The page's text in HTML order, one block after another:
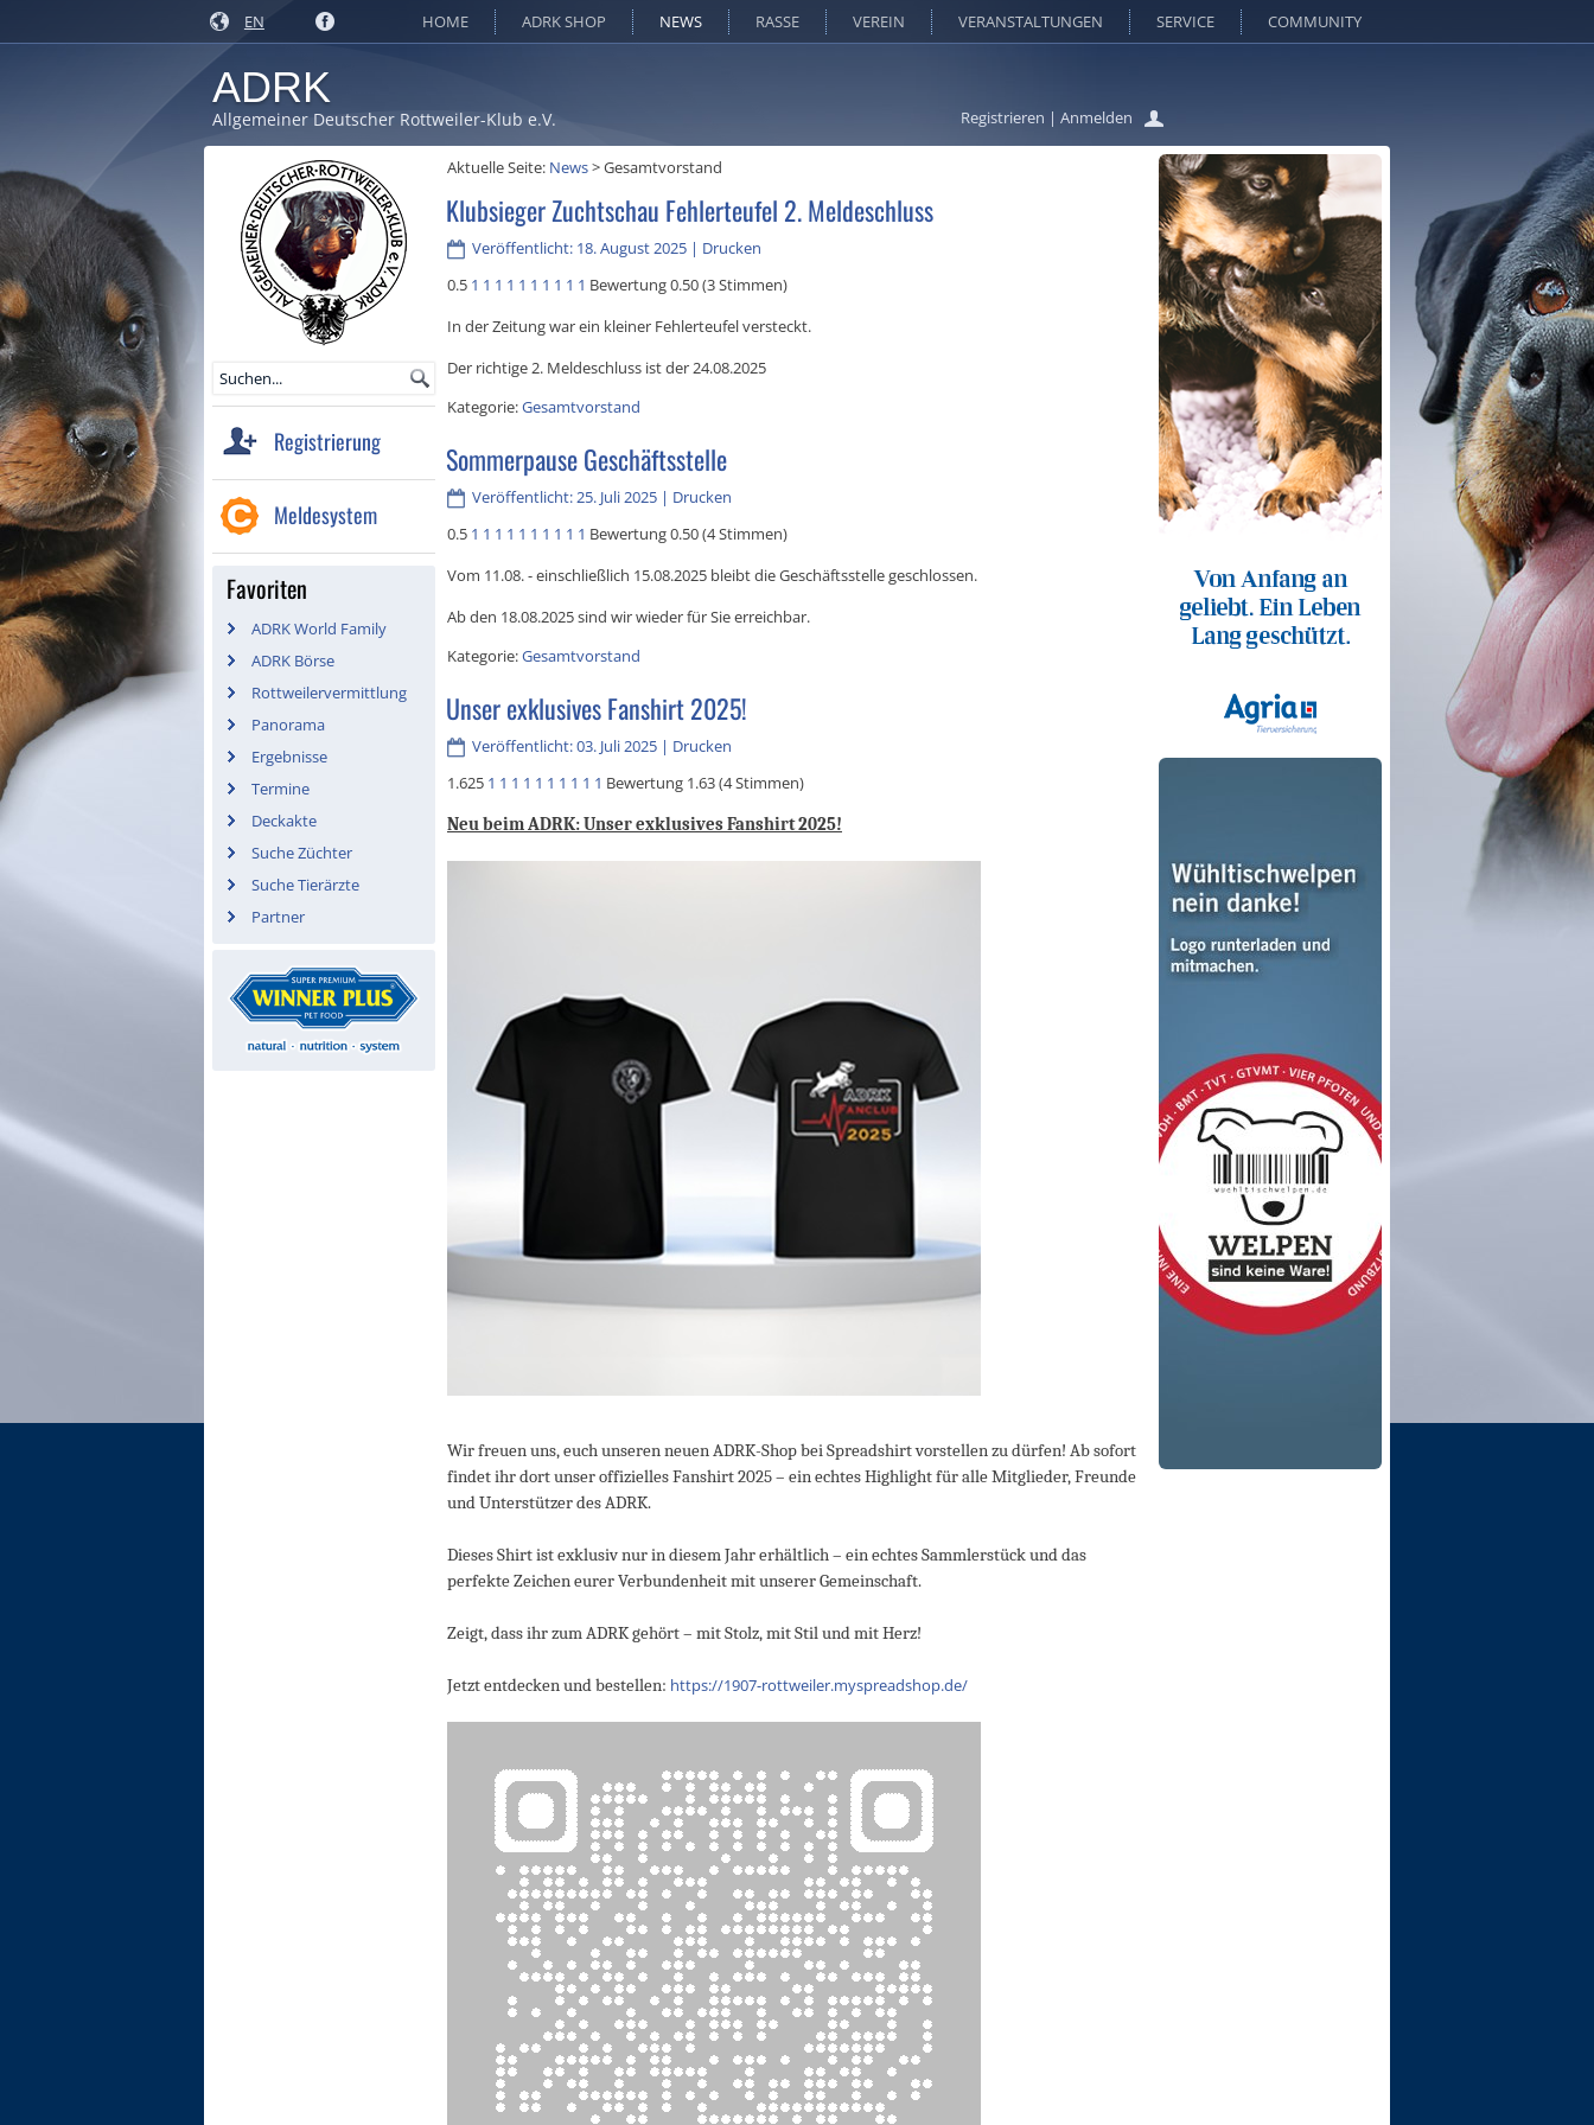
EN
Registrieren | Anmelden
HOME ADRK SHOP NEWS RASSE VEREIN VERANSTALTUNGEN SERVICE COMMUNITY
ADRK
Allgemeiner Deutscher Rottweiler-Klub e.V.
Registrierung
Meldesystem
Favoriten
ADRK World Family
ADRK Börse
Rottweilervermittlung
Panorama
Ergebnisse
Termine
Deckakte
Suche Züchter
Suche Tierärzte
Partner
Aktuelle Seite: News>Gesamtvorstand
Klubsieger Zuchtschau Fehlerteufel 2. Meldeschluss
Veröffentlicht: 18. August 2025 | Drucken
0.5 1 1 1 1 1 1 1 1 1 1 Bewertung 0.50 (3 Stimmen)
In der Zeitung war ein kleiner Fehlerteufel versteckt.
Der richtige 2. Meldeschluss ist der 24.08.2025
Kategorie:Gesamtvorstand
Sommerpause Geschäftsstelle
Veröffentlicht: 25. Juli 2025 | Drucken
0.5 1 1 1 1 1 1 1 1 1 1 Bewertung 0.50 (4 Stimmen)
Vom 11.08. - einschließlich 15.08.2025 bleibt die Geschäftsstelle geschlossen.
Ab den 18.08.2025 sind wir wieder für Sie erreichbar.
Kategorie:Gesamtvorstand
Unser exklusives Fanshirt 2025!
Veröffentlicht: 03. Juli 2025 | Drucken
1.625 1 1 1 1 1 1 1 1 1 1 Bewertung 1.63 (4 Stimmen)
Neu beim ADRK: Unser exklusives Fanshirt 2025!
Wir freuen uns, euch unseren neuen ADRK-Shop bei Spreadshirt vorstellen zu dürfen! Ab sofort
findet ihr dort unser offizielles Fanshirt 2025 – ein echtes Highlight für alle Mitglieder, Freunde
und Unterstützer des ADRK.
Dieses Shirt ist exklusiv nur in diesem Jahr erhältlich – ein echtes Sammlerstück und das
perfekte Zeichen eurer Verbundenheit mit unserer Gemeinschaft.
Zeigt, dass ihr zum ADRK gehört – mit Stolz, mit Stil und mit Herz!
Jetzt entdecken und bestellen: https://1907-rottweiler.myspreadshop.de/